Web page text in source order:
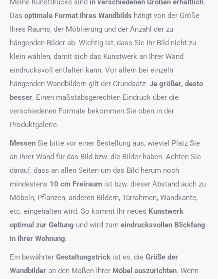
Meine Kunstdrucke sind in verschiedenen Größen erhältlich.
Das optimale Format Ihres Wandbilds hängt von der Größe
Ihres Raums, der Möblierung und der Anzahl der zu
hängenden Bilder ab. Wichtig ist, dass Sie Ihr Bild nicht zu
klein wählen, damit sich das Kunstwerk an Ihrer Wand
eindrucksvoll entfalten kann. Vor allem bei einzeln
hängenden Wandbildern gilt der Grundsatz: Je größer, desto
besser. Einen maßstabsgerechten Eindruck über die
verschiedenen Formate bekommen Sie oben in der
Produktgalerie.
Messen Sie bitte vor einer Bestellung aus, wieviel Platz Sie
an Ihrer Wand für das Bild bzw. die Bilder haben. Achten Sie
darauf, dass an allen Seiten um das Bild herum noch
mindestens 10 cm Freiraum ist bzw. dieser Abstand auch zu
Möbeln, Pflanzen, anderen Bildern, Türrahmen, Wandkante,
etc. eingehalten wird. So kommt Ihr neues Kunstwerk
optimal zur Geltung und wird zum eindrucksvollen Blickfang
in Ihrer Wohnung.
Ein bewährter Gestaltungstrick ist es, die Größe der
Wandbilder an den Maßen Ihrer Möbel auszurichten. Wenn